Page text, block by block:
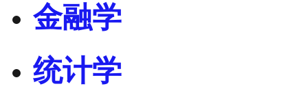
金融学
统计学